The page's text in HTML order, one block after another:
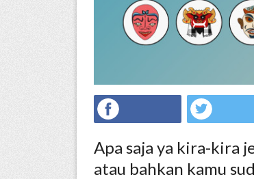
Apa saja ya kira-kira
atau bahkan kamu